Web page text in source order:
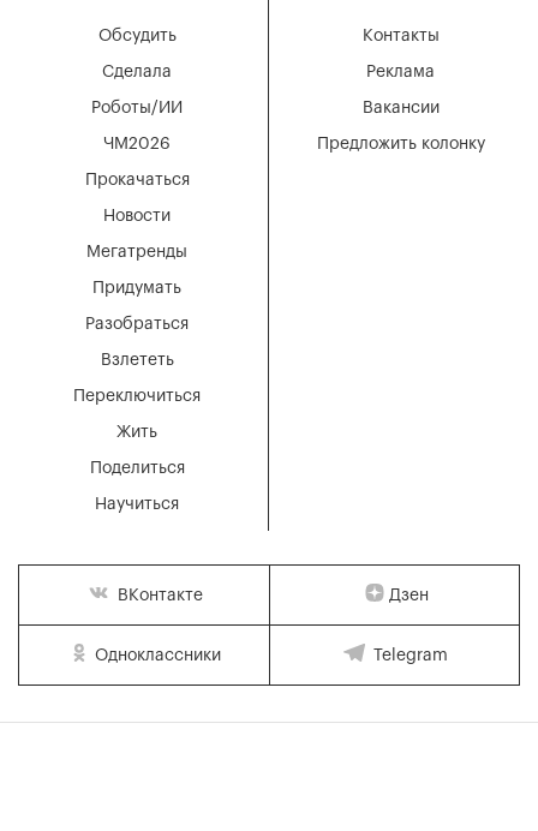
Мегатренды
Придумать
Разобраться
Взлететь
Новости
Переключиться
Жить
Поделиться
Научиться
Обсудить
Сделала
Роботы/ИИ
ЧМ2026
Прокачаться
Вакансии
Реклама
Контакты
Предложить колонку
ВКонтакте Дзен
Одноклассники Telegram